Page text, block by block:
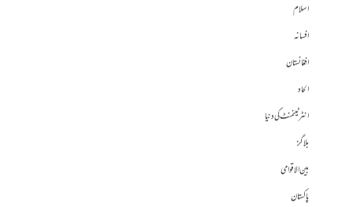
اسلام
افسانہ
افغانستان
الحاد
انٹرٹینمنٹ کی دنیا
بلاگز
بین الاقوامی
پاکستان